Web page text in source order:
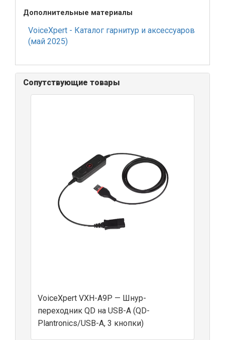
Дополнительные материалы
VoiceXpert - Каталог гарнитур и аксессуаров
(май 2025)
Сопутствующие товары
VoiceXpert VXH-A9P — Шнур-
переходник QD на USB-A (QD-
Plantronics/USB-A, 3 кнопки)